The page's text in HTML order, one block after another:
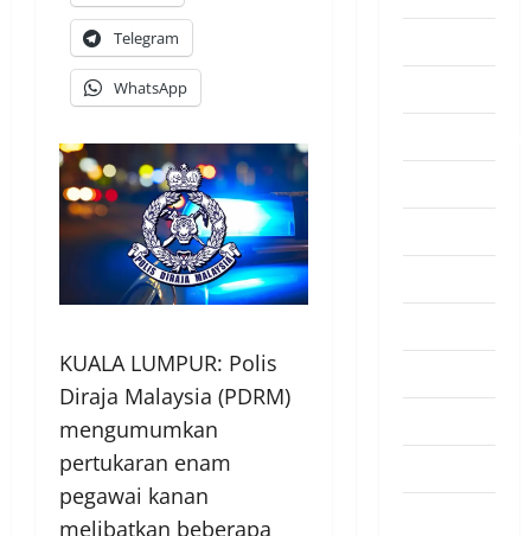
Telegram
WhatsApp
KUALA LUMPUR: Polis
Diraja Malaysia (PDRM)
mengumumkan
pertukaran enam
pegawai kanan
melibatkan beberapa